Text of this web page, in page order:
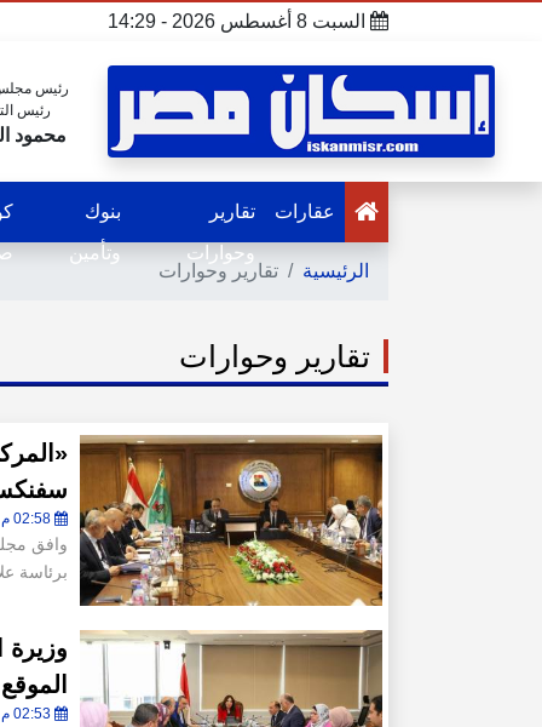
السبت 8 أغسطس 2026 - 14:29
رئيس مجلس
رئيس
محمود
عقارات
تقارير
وحوارات
بنوك
وتأمين
الرئيسية تقارير وحوارات
تقارير وحوارات
سفنكس
02:58 م - الثلاثاء 4 أغسطس 2026
وافق
برئاسة
وزيرة
02:53 م - الثلاثاء 4 أغسطس 2026